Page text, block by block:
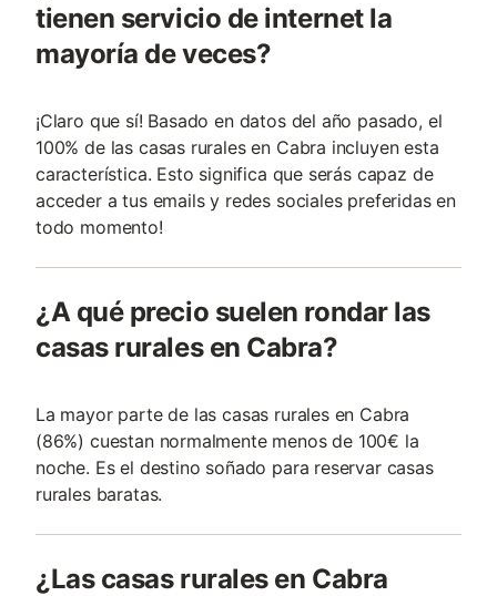
tienen servicio de internet la
mayoría de veces?
¡Claro que sí! Basado en datos del año pasado, el
100% de las casas rurales en Cabra incluyen esta
característica. Esto significa que serás capaz de
acceder a tus emails y redes sociales preferidas en
todo momento!
¿A qué precio suelen rondar las
casas rurales en Cabra?
La mayor parte de las casas rurales en Cabra
(86%) cuestan normalmente menos de 100€ la
noche. Es el destino soñado para reservar casas
rurales baratas.
¿Las casas rurales en Cabra